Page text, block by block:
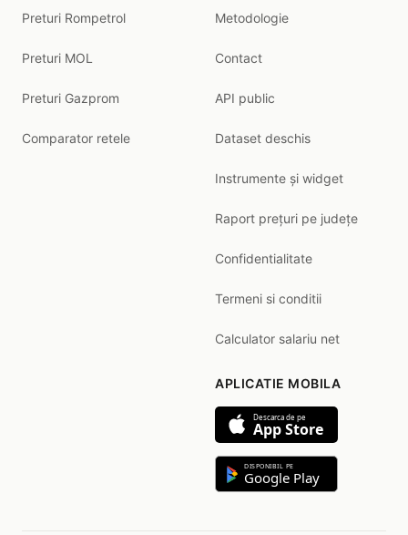
Preturi Rompetrol
Preturi MOL
Preturi Gazprom
Comparator retele
Metodologie
Contact
API public
Dataset deschis
Instrumente și widget
Raport prețuri pe județe
Confidentialitate
Termeni si conditii
Calculator salariu net
APLICATIE MOBILA
Descarca de pe
App Store
DISPONIBIL PE
Google Play